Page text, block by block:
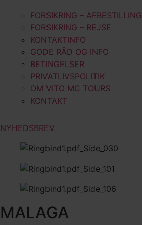
FORSIKRING – AFBESTILLING
FORSIKRING – REJSE
KONTAKTINFO
GODE RÅD OG INFO
BETINGELSER
PRIVATLIVSPOLITIK
OM VITO MC TOURS
KONTAKT
NYHEDSBREV
MALAGA